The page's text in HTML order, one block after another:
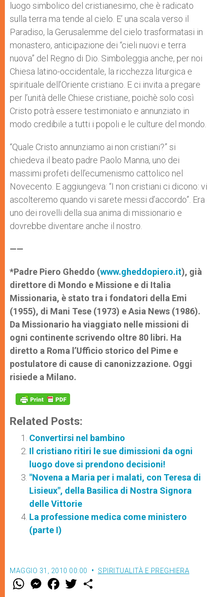
luogo simbolico del cristianesimo, che è radicato
sulla terra ma tende al cielo. E’ una scala verso il
Paradiso, la Gerusalemme del cielo trasformatasi in
monastero, anticipazione dei “cieli nuovi e terra
nuova” del Regno di Dio. Simboleggia anche, per noi
Chiesa latino-occidentale, la ricchezza liturgica e
spirituale dell’Oriente cristiano. E ci invita a pregare
per l’unità delle Chiese cristiane, poichè solo così
Cristo potrà essere testimoniato e annunziato in
modo credibile a tutti i popoli e le culture del mondo.
“Quale Cristo annunziamo ai non cristiani?” si
chiedeva il beato padre Paolo Manna, uno dei
massimi profeti dell’ecumenismo cattolico nel
Novecento. E aggiungeva: “I non cristiani ci dicono: vi
ascolteremo quando vi sarete messi d’accordo”. Era
uno dei rovelli della sua anima di missionario e
dovrebbe diventare anche il nostro.
——
*Padre Piero Gheddo (www.gheddopiero.it), già
direttore di Mondo e Missione e di Italia
Missionaria, è stato tra i fondatori della Emi
(1955), di Mani Tese (1973) e Asia News (1986).
Da Missionario ha viaggiato nelle missioni di
ogni continente scrivendo oltre 80 libri. Ha
diretto a Roma l’Ufficio storico del Pime e
postulatore di cause di canonizzazione. Oggi
risiede a Milano.
Related Posts:
Convertirsi nel bambino
Il cristiano ritiri le sue dimissioni da ogni
luogo dove si prendono decisioni!
"Novena a Maria per i malati, con Teresa di
Lisieux", della Basilica di Nostra Signora
delle Vittorie
La professione medica come ministero
(parte I)
MAGGIO 31, 2010 00:00 SPIRITUALITÀ E PREGHIERA
W M
e
F
a w